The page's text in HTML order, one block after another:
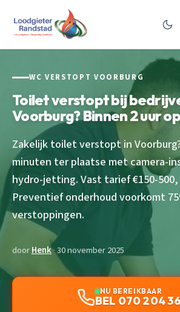
WC VERSTOPT VOORBURG
Toilet verstopt bij
Voorburg? Binnen 2 uur
Zakelijk toilet verstopt in
minuten ter plaatse met camera-
hydro-jetting. Vast tarief €150-500,
Preventief onderhoud voorkomt
verstoppingen.
doorHenk· 30 november 2025
NU BEREIKBAAR
BEL 070 204